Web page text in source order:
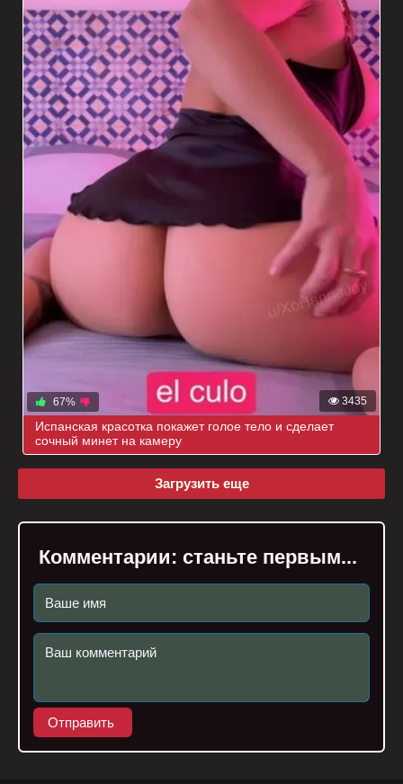
3435
67%
Испанская красотка покажет голое тело и сделает
сочный минет на камеру
Загрузить еще
Комментарии: станьте первым...
Отправить